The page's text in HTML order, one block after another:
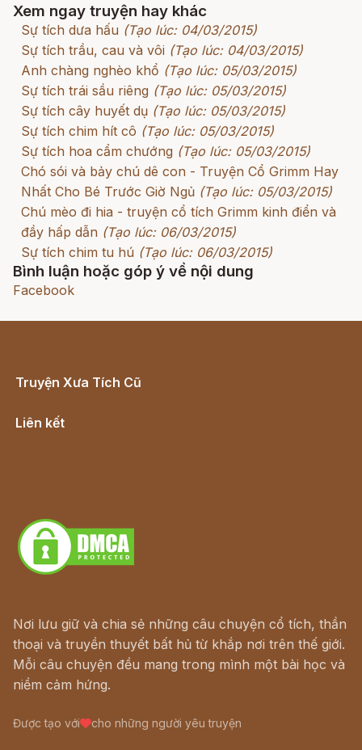
Xem ngay truyện hay khác
Sự tích dưa hấu (Tạo lúc: 04/03/2015)
Sự tích trầu, cau và vôi (Tạo lúc: 04/03/2015)
Anh chàng nghèo khổ (Tạo lúc: 05/03/2015)
Sự tích trái sầu riêng (Tạo lúc: 05/03/2015)
Sự tích cây huyết dụ (Tạo lúc: 05/03/2015)
Sự tích chim hít cô (Tạo lúc: 05/03/2015)
Sự tích hoa cẩm chướng (Tạo lúc: 05/03/2015)
Chó sói và bảy chú dê con - Truyện Cổ Grimm Hay
Nhất Cho Bé Trước Giờ Ngủ (Tạo lúc: 05/03/2015)
Chú mèo đi hia - truyện cổ tích Grimm kinh điển và
đầy hấp dẫn (Tạo lúc: 06/03/2015)
Sự tích chim tu hú (Tạo lúc: 06/03/2015)
Bình luận hoặc góp ý về nội dung
Facebook
Truyện Xưa Tích Cũ
Liên kết
Nơi lưu giữ và chia sẻ những câu chuyện cổ tích, thần
thoại và truyền thuyết bất hủ từ khắp nơi trên thế giới.
Mỗi câu chuyện đều mang trong mình một bài học và
niềm cảm hứng.
Được tạo với cho những người yêu truyện